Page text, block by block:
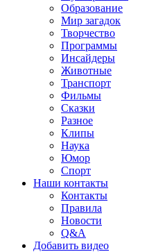
Образование
Мир загадок
Творчество
Программы
Инсайдеры
Животные
Транспорт
Фильмы
Сказки
Разное
Клипы
Наука
Юмор
Спорт
Наши контакты
Контакты
Правила
Новости
Q&A
Добавить видео